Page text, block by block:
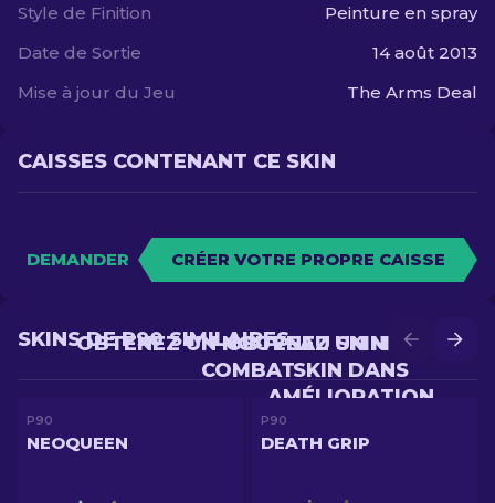
Style de Finition
Peinture en spray
Date de Sortie
14 août 2013
Mise à jour du Jeu
The Arms Deal
CAISSES CONTENANT CE SKIN
DEMANDER CRÉER VOTRE PROPRE CAISSE
OBTENEZ UN MEILLEUR
SKIN DANS
AMÉLIORATION
OBTENEZ UN NOUVEAU SKIN EN
COMBAT
SKINS DE P90 SIMILAIRES
P90
NEOQUEEN
P90
DEATH GRIP